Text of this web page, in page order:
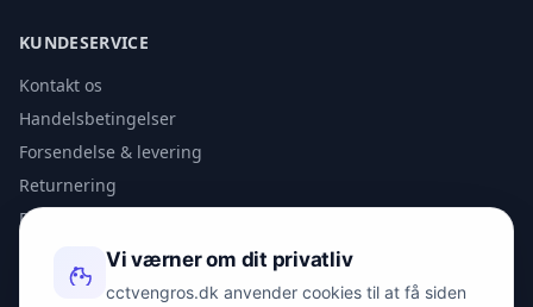
KUNDESERVICE
Kontakt os
Handelsbetingelser
Forsendelse & levering
Returnering
Privatlivspolitik
KONTAKT
Vi værner om dit privatliv
cctvengros.dk anvender cookies til at få siden